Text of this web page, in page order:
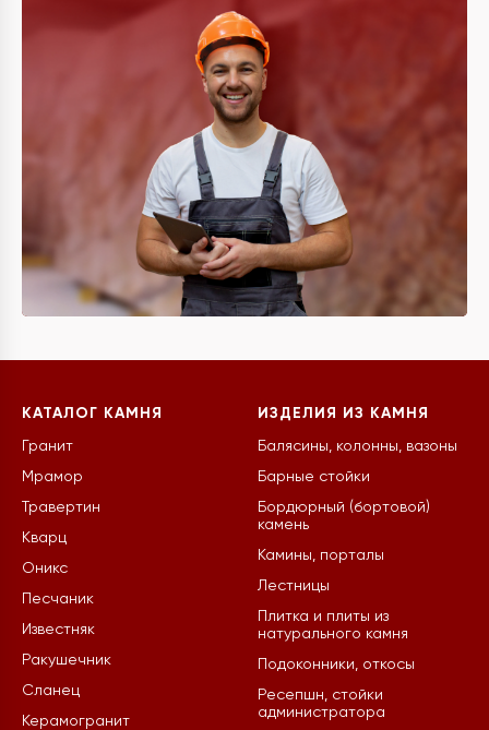
КАТАЛОГ КАМНЯ
Гранит
Мрамор
Травертин
Кварц
Оникс
Песчаник
Известняк
Ракушечник
Сланец
Керамогранит
ИЗДЕЛИЯ ИЗ КАМНЯ
Балясины, колонны, вазоны
Барные стойки
Бордюрный (бортовой)
камень
Камины, порталы
Лестницы
Плитка и плиты из
натурального камня
Подоконники, откосы
Ресепшн, стойки
администратора